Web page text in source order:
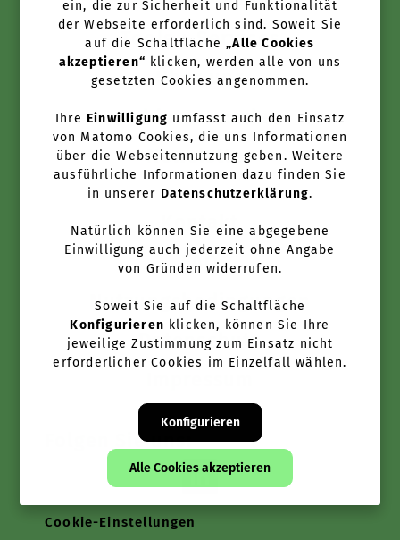
Tools + Services
Über uns
Anbieter werden
Newsletter
Kontakt
FAQ
Nutzungsbedingungen
Datenschutz
Folgen Sie uns:
Cookie-Einstellungen
ein, die zur Sicherheit und Funktionalität
der Webseite erforderlich sind. Soweit Sie
auf die Schaltfläche„Alle Cookies
akzeptieren“ klicken, werden alle von uns
gesetzten Cookies angenommen.
IhreEinwilligung umfasst auch den Einsatz
von Matomo Cookies, die uns Informationen
über die Webseitennutzung geben. Weitere
ausführliche Informationen dazu finden Sie
in unserer Datenschutzerklärung.
Natürlich können Sie eine abgegebene
Einwilligung auch jederzeit ohne Angabe
von Gründen widerrufen.
Soweit Sie auf die Schaltfläche
Konfigurieren klicken, können Sie Ihre
jeweilige Zustimmung zum Einsatz nicht
erforderlicher Cookies im Einzelfall wählen.
Konfigurieren
Alle Cookies akzeptieren